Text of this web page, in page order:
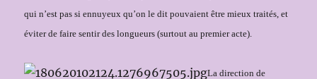
qui n’est pas si ennuyeux qu’on le dit pouvaient être mieux traités, et
éviter de faire sentir des longueurs (surtout au premier acte).
La direction de